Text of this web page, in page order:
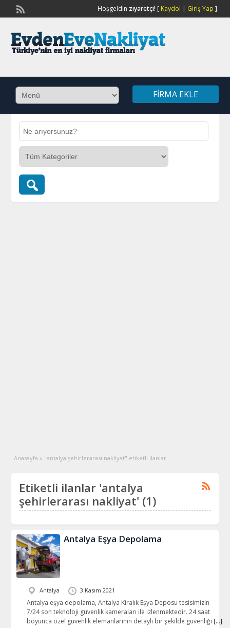
Hoşgeldin ziyaretçi![ Kaydol | Giriş Yap ]
FIRMA EKLE
Anasayfa » "antalya şehirlerarası nakliyat" etiketli ilanlar
Etiketli ilanlar 'antalya
şehirlerarası nakliyat' (1)
Antalya Eşya Depolama
Antalya 3 Kasım 2021
Antalya eşya depolama, Antalya Kiralık Eşya Deposu tesisimizin
7/24 son teknoloji güvenlik kameraları ile izlenmektedir. 24 saat
boyunca özel güvenlik elemanlarının detaylı bir şekilde güvenliği […]